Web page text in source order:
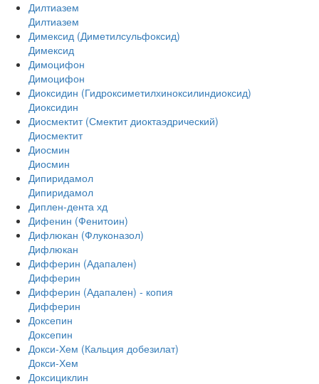
Дилтиазем
Дилтиазем
Димексид (Диметилсульфоксид)
Димексид
Димоцифон
Димоцифон
Диоксидин (Гидроксиметилхиноксилиндиоксид)
Диоксидин
Диосмектит (Смектит диоктаэдрический)
Диосмектит
Диосмин
Диосмин
Дипиридамол
Дипиридамол
Диплен-дента хд
Дифенин (Фенитоин)
Дифлюкан (Флуконазол)
Дифлюкан
Дифферин (Адапален)
Дифферин
Дифферин (Адапален) - копия
Дифферин
Доксепин
Доксепин
Докси-Хем (Кальция добезилат)
Докси-Хем
Доксициклин